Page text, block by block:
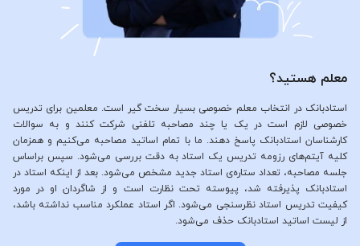
معلم هستید؟
استادبانک در انتخاب معلم خصوصی بسیار سخت گیر است. معلمین برای تدریس
خصوصی لازم است در یک یا چند مصاحبه تلفنی شرکت کنند و به سوالات
کارشناسان استادبانک پاسخ دهند. ما با تمام اساتید مصاحبه می‌کنیم و همزمان
کلیه آیتم‌های رزومه تدریس یک استاد به دقت بررسی می‌شود. سپس براساس
جلسه مصاحبه، تعداد ستاره‌ی استاد جدید مشخص می‌شود. بعد از اینکه استاد در
استادبانک پذیرفته شد، پیوسته تحت نظارت است و از شاگردان او در مورد
کیفیت تدریس استاد نظرسنجی می‌شود. اگر استاد عملکرد مناسب نداشته باشد،
از لیست اساتید استادبانک حذف می‌شود.